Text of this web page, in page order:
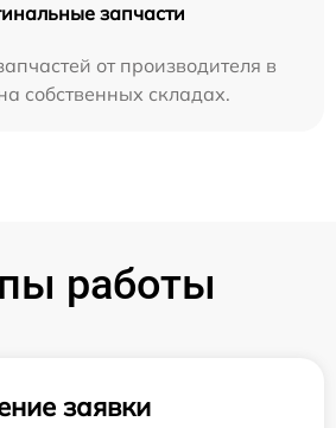
запчасти
от производителя в
собственных складах.
работы
заявки